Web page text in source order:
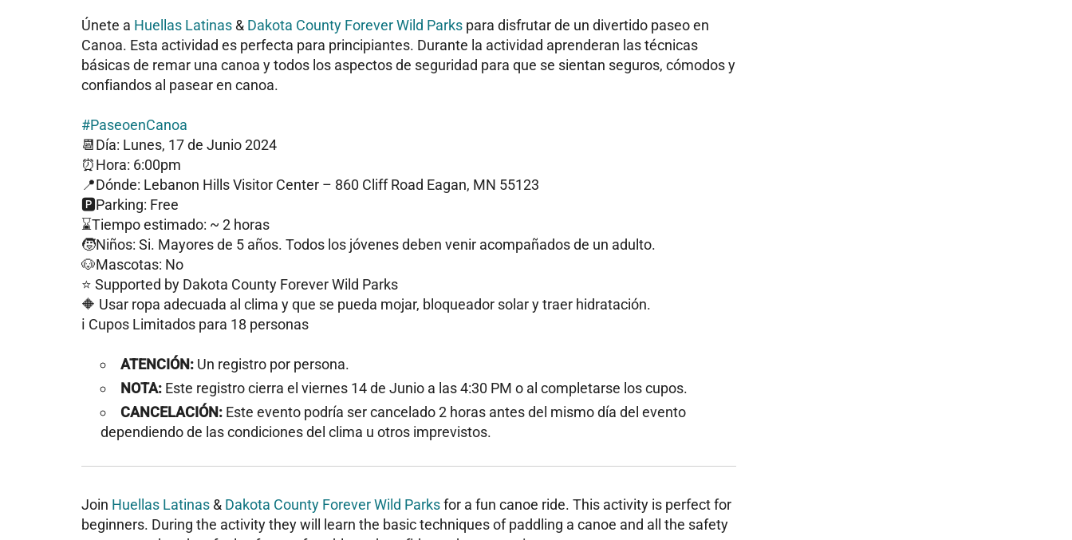
Únete a Huellas Latinas & Dakota County Forever Wild Parks para disfrutar de un divertido paseo en
Canoa. Esta actividad es perfecta para principiantes. Durante la actividad aprenderan las técnicas
básicas de remar una canoa y todos los aspectos de seguridad para que se sientan seguros, cómodos y
confiandos al pasear en canoa.
#PaseoenCanoa
📆Día: Lunes, 17 de Junio 2024
⏰Hora: 6:00pm
📍Dónde: Lebanon Hills Visitor Center – 860 Cliff Road Eagan, MN 55123
🅿️Parking: Free
⌛️Tiempo estimado: ~ 2 horas
🧒Niños: Si. Mayores de 5 años. Todos los jóvenes deben venir acompañados de un adulto.
🐶Mascotas: No
⭐️ Supported by Dakota County Forever Wild Parks
🔶 Usar ropa adecuada al clima y que se pueda mojar, bloqueador solar y traer hidratación.
ℹ️ Cupos Limitados para 18 personas
ATENCIÓN: Un registro por persona.
NOTA: Este registro cierra el viernes 14 de Junio a las 4:30 PM o al completarse los cupos.
CANCELACIÓN: Este evento podría ser cancelado 2 horas antes del mismo día del evento
dependiendo de las condiciones del clima u otros imprevistos.
Join Huellas Latinas & Dakota County Forever Wild Parksfor a fun canoe ride. This activity is perfect for
beginners. During the activity they will learn the basic techniques of paddling a canoe and all the safety